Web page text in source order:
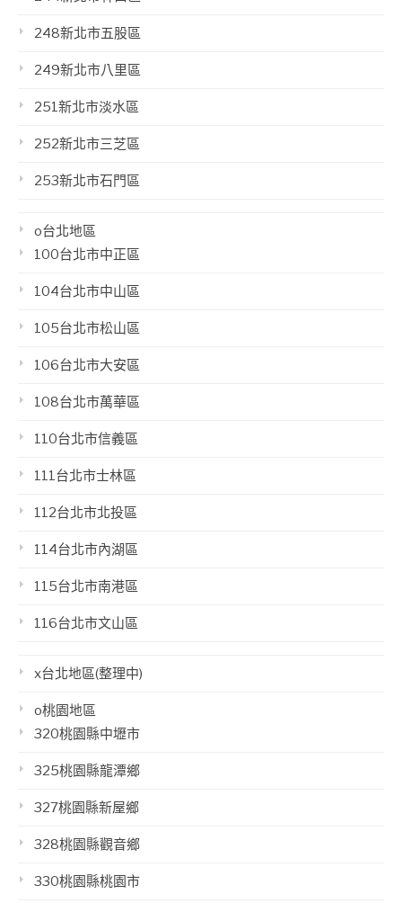
248新北市五股區
249新北市八里區
251新北市淡水區
252新北市三芝區
253新北市石門區
o台北地區
100台北市中正區
104台北市中山區
105台北市松山區
106台北市大安區
108台北市萬華區
110台北市信義區
111台北市士林區
112台北市北投區
114台北市內湖區
115台北市南港區
116台北市文山區
x台北地區(整理中)
o桃園地區
320桃園縣中壢市
325桃園縣龍潭鄉
327桃園縣新屋鄉
328桃園縣觀音鄉
330桃園縣桃園市